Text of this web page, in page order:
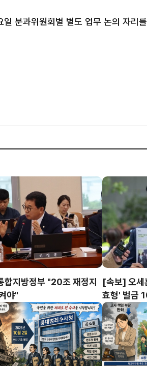
분과위원회별 별도 업무 논의 자리
합지방정부 "20조 재정지
야"
[속보] 오세
효형' 벌금
서 치열한